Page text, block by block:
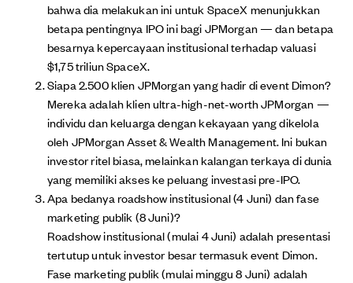
bahwa dia melakukan ini untuk SpaceX menunjukkan
betapa pentingnya IPO ini bagi JPMorgan — dan betapa
besarnya kepercayaan institusional terhadap valuasi
$1,75 triliun SpaceX.
Siapa 2.500 klien JPMorgan yang hadir di event Dimon?
Mereka adalah klien ultra-high-net-worth JPMorgan —
individu dan keluarga dengan kekayaan yang dikelola
oleh JPMorgan Asset & Wealth Management. Ini bukan
investor ritel biasa, melainkan kalangan terkaya di dunia
yang memiliki akses ke peluang investasi pre-IPO.
Apa bedanya roadshow institusional (4 Juni) dan fase
marketing publik (8 Juni)?
Roadshow institusional (mulai 4 Juni) adalah presentasi
tertutup untuk investor besar termasuk event Dimon.
Fase marketing publik (mulai minggu 8 Juni) adalah